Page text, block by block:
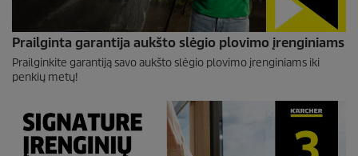
Prailginta garantija aukšto slėgio plovimo įrenginiams
Prailginkite garantiją savo aukšto slėgio plovimo įrenginiams iki
penkių metų!